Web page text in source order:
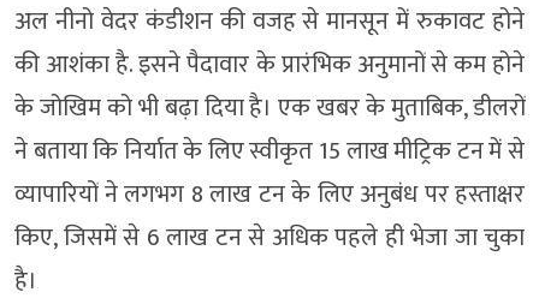
अल नीनो वेदर कंडीशन की वजह से मानसून में रुकावट होने
की आशंका है. इसने पैदावार के प्रारंभिक अनुमानों से कम होने
के जोखिम को भी बढ़ा दिया है। एक खबर के मुताबिक, डीलरों
ने बताया कि निर्यात के लिए स्वीकृत 15 लाख मीट्रिक टन में से
व्यापारियों ने लगभग 8 लाख टन के लिए अनुबंध पर हस्ताक्षर
किए, जिसमें से 6 लाख टन से अधिक पहले ही भेजा जा चुका
है।